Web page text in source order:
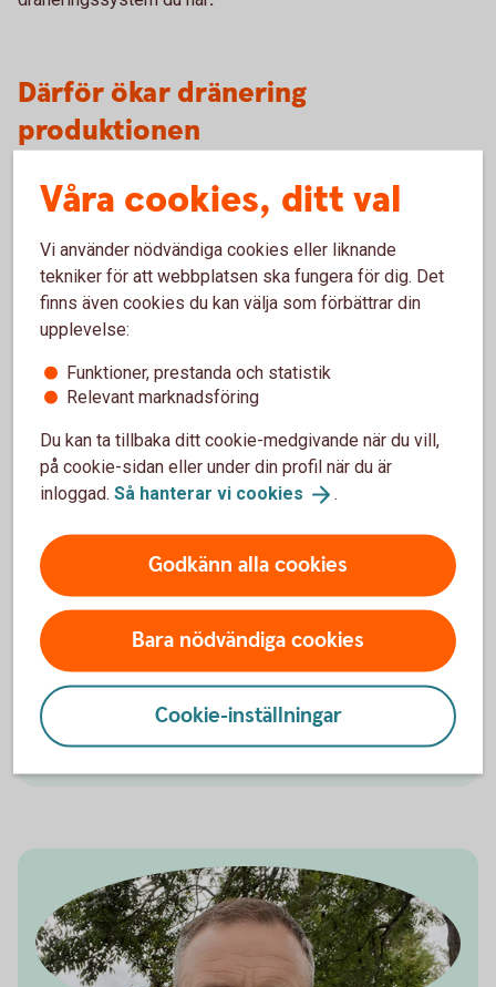
Därför ökar dränering
produktionen
Grödorna får ett mer utvecklat rotsystem och kan ta
upp mer växtnäring. Risken för kväve- och
Övervintringen underlättas.
Förutsättningarna att klara våta och torra perioder
förbättras.
Marken torkar upp snabbare och vårbruket kan börja
Torr jord har stabilare struktur och risken för
markpackningsskador minskar.
Jordbearbetning, sådd och skördearbete blir lättare,
effektivare och säkrare.
Skörden mognar jämnare, vilket kan ge lägre
torkningskostnader.
Få hjälp med ditt lantbruk
Vi hjälper dig med råd kring ekonomin – för att
förenkla ditt liv på gården.
Lantbrukare – tips kringlantbruk
Våra cookies, ditt val
Vi använder nödvändiga cookies eller liknande
tekniker för att webbplatsen ska fungera för dig. Det
finns även cookies du kan välja som förbättrar din
upplevelse:
Funktioner, prestanda och statistik
Relevant marknadsföring
Du kan ta tillbaka ditt cookie-medgivande när du vill,
på cookie-sidan eller under din profil när du är
inloggad. Så hanterar vi cookies .
Godkänn alla cookies
Bara nödvändiga cookies
Cookie-inställningar